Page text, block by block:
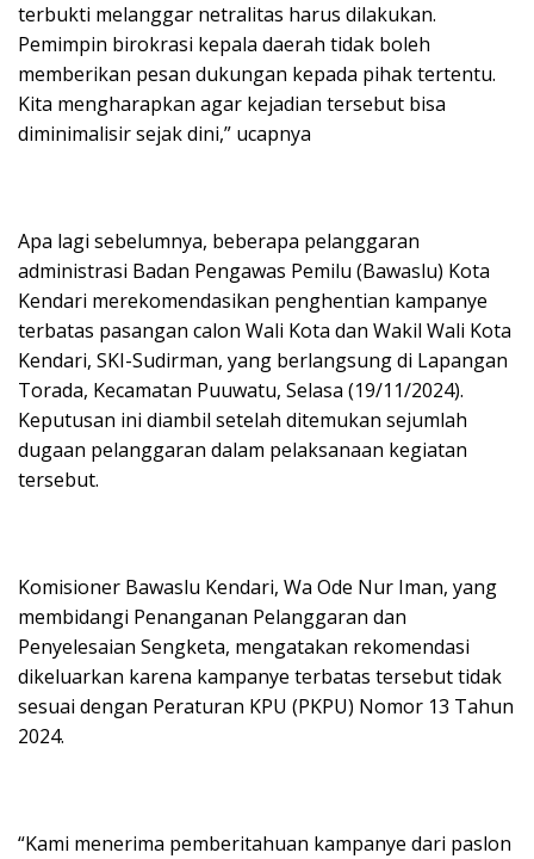
terbukti melanggar netralitas harus dilakukan.
Pemimpin birokrasi kepala daerah tidak boleh
memberikan pesan dukungan kepada pihak tertentu.
Kita mengharapkan agar kejadian tersebut bisa
diminimalisir sejak dini,” ucapnya
Apa lagi sebelumnya, beberapa pelanggaran
administrasi Badan Pengawas Pemilu (Bawaslu) Kota
Kendari merekomendasikan penghentian kampanye
terbatas pasangan calon Wali Kota dan Wakil Wali Kota
Kendari, SKI-Sudirman, yang berlangsung di Lapangan
Torada, Kecamatan Puuwatu, Selasa (19/11/2024).
Keputusan ini diambil setelah ditemukan sejumlah
dugaan pelanggaran dalam pelaksanaan kegiatan
tersebut.
Komisioner Bawaslu Kendari, Wa Ode Nur Iman, yang
membidangi Penanganan Pelanggaran dan
Penyelesaian Sengketa, mengatakan rekomendasi
dikeluarkan karena kampanye terbatas tersebut tidak
sesuai dengan Peraturan KPU (PKPU) Nomor 13 Tahun
2024.
“Kami menerima pemberitahuan kampanye dari paslon